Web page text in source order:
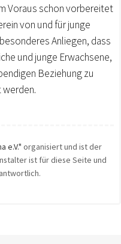
Voraus schon vorbereitet
von und für junge
Anliegen, dass
und junge Erwachsene,
Beziehung zu
e.V." organisiert und ist der
ist für diese Seite und